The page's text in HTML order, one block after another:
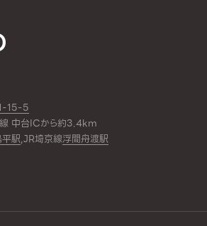
15-5
中台ICから約3.4km
駅,JR埼京線浮間舟渡駅